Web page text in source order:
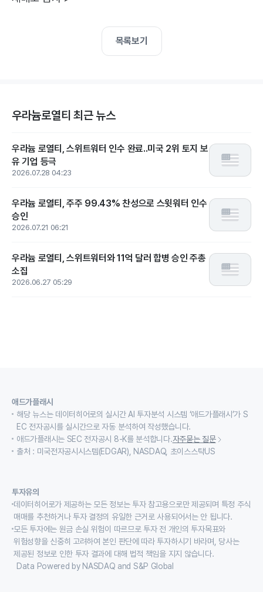
목록보기
우라늄로열티 최근 뉴스
우라늄 로열티, 스위트워터 인수 완료..미국 2위 토지 보
유 기업 등극
2026.07.28 04:23
우라늄 로열티, 주주 99.43% 찬성으로 스윗워터 인수
승인
2026.07.21 06:21
우라늄 로열티, 스위트워터와 11억 달러 합병 승인 주총
소집
2026.06.27 05:29
애드가플래시
해당 뉴스는 데이터히어로의 실시간 AI 투자분석 시스템 ‘애드가플래시’가 S
EC 전자공시를 실시간으로 자동 분석하여 작성했습니다.
애드가플래시는 SEC 전자공시 8-K를 분석합니다.자주묻는 질문
출처 : 미국전자공시시스템(EDGAR), NASDAQ, 초이스스탁US
투자유의
데이터히어로가 제공하는 모든 정보는 투자 참고용으로만 제공되며 특정 주식
매매를 추천하거나 투자 결정의 유일한 근거로 사용되어서는 안 됩니다.
모든 투자에는 원금 손실 위험이 따르므로 투자 전 개인의 투자목표와
위험성향을 신중히 고려하여 본인 판단에 따라 투자하시기 바라며, 당사는
제공된 정보로 인한 투자 결과에 대해 법적 책임을 지지 않습니다.
Data Powered by NASDAQ and S&P Global